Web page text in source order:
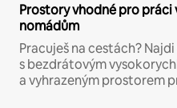
Prostory vhodné pro
nomádům
Pracuješ na cestách?
s bezdrátovým
a vyhrazeným prostorem